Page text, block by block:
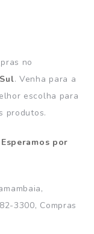
no
. Venha para a
escolha para
produtos.
por
3300, Compras